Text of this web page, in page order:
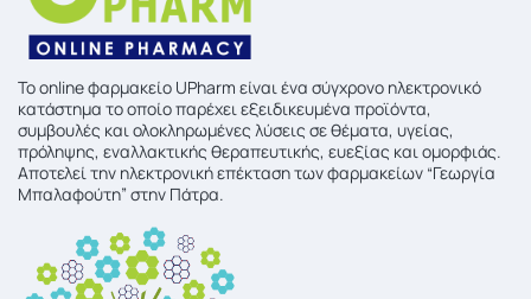
To online φαρμακείο UPharm είναι ένα σύγχρονο ηλεκτρονικό
κατάστημα το οποίο παρέχει εξειδικευμένα προϊόντα,
συμβουλές και ολοκληρωμένες λύσεις σε θέματα, υγείας,
πρόληψης, εναλλακτικής θεραπευτικής, ευεξίας και ομορφιάς.
Αποτελεί την ηλεκτρονική επέκταση των φαρμακείων “Γεωργία
Μπαλαφούτη” στην Πάτρα.